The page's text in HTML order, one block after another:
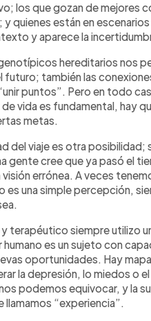
los que gozan de mejores
quienes están en
y aparece la
hereditarios nos
también las
puntos”. Pero en todo
vida es fundamental, hay
metas.
del viaje es otra posibilidad;
gente cree que ya pasó el
errónea. A veces
una simple percepción,
terapéutico siempre utilizo
es un sujeto con
oportunidades. Hay
la depresión, lo miedos o
podemos equivocar, y la
“experiencia”.